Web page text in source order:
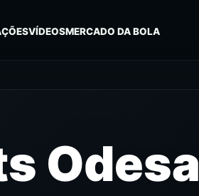
VÍDEOSMERCADO DA BOLA
Odesa